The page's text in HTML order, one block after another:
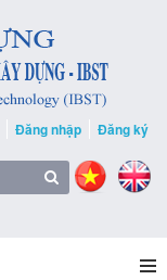
Đăng nhập Đăng ký